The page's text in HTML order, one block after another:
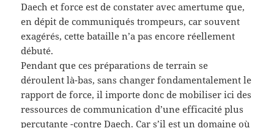
Daech et force est de constater avec amertume que,
en dépit de communiqués trompeurs, car souvent
exagérés, cette bataille n’a pas encore réellement
débuté.
Pendant que ces préparations de terrain se
déroulent là-bas, sans changer fondamentalement le
rapport de force, il importe donc de mobiliser ici des
ressources de communication d’une efficacité plus
percutante -contre Daech. Car s’il est un domaine où